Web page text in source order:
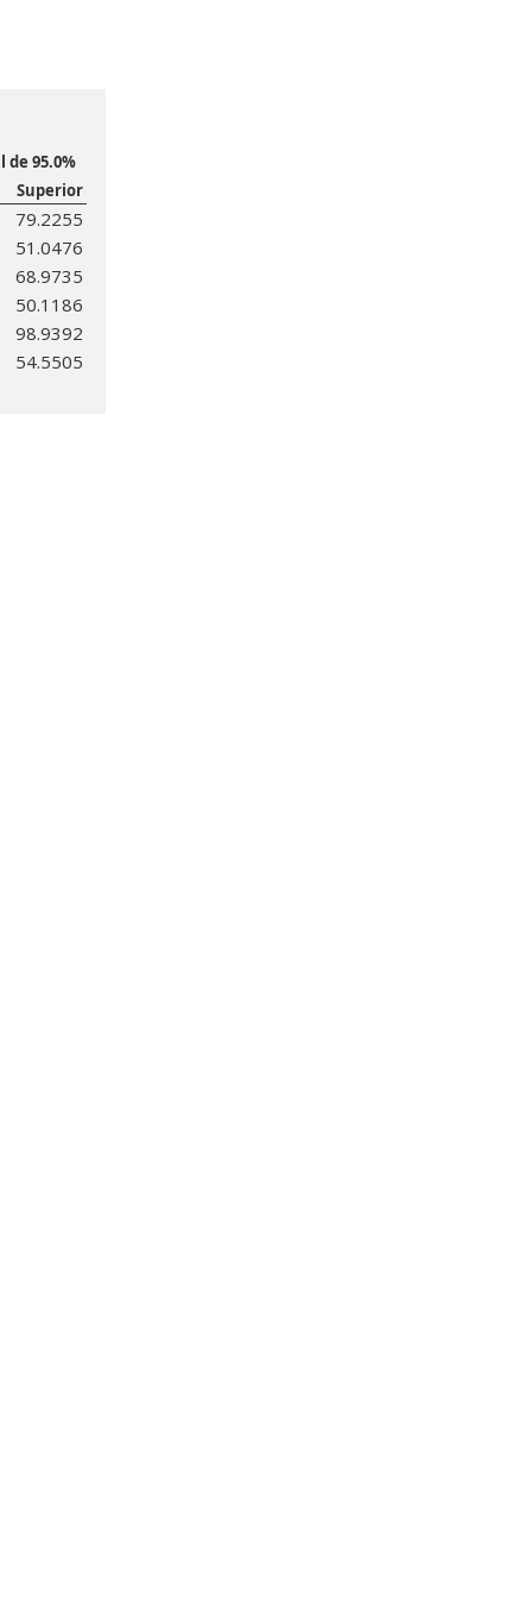
de 95.0%
Superior
79.2255
51.0476
68.9735
50.1186
98.9392
54.5505